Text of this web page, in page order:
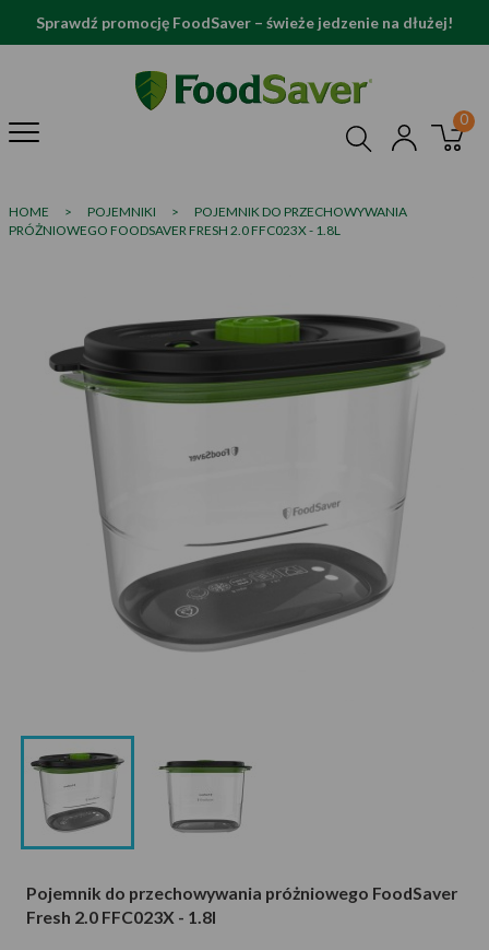
Sprawdź promocję FoodSaver – świeże jedzenie na dłużej!
HOME > POJEMNIKI >
POJEMNIK DO PRZECHOWYWANIA
PRÓŻNIOWEGO FOODSAVER FRESH 2.0 FFC023X - 1.8L
Pojemnik do przechowywania próżniowego FoodSaver
Fresh 2.0 FFC023X - 1.8l